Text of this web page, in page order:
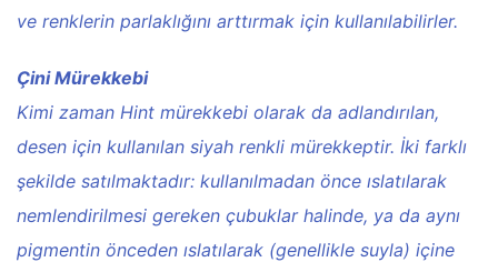
ve renklerin parlaklığını arttırmak için kullanılabilirler.
Çini Mürekkebi
Kimi zaman Hint mürekkebi olarak da adlandırılan,
desen için kullanılan siyah renkli mürekkeptir. İki farklı
şekilde satılmaktadır: kullanılmadan önce ıslatılarak
nemlendirilmesi gereken çubuklar halinde, ya da aynı
pigmentin önceden ıslatılarak (genellikle suyla) içine